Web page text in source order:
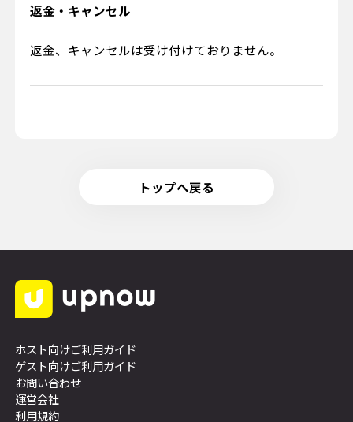
返金・キャンセル
返金、キャンセルは受け付けておりません。
トップへ戻る
ホスト向けご利用ガイド
ゲスト向けご利用ガイド
お問い合わせ
運営会社
利用規約